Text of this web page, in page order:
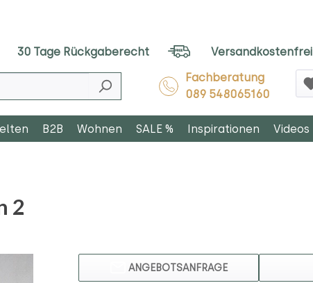
30 Tage Rückgaberecht
Versandkostenfrei
Fachberatung
089 548065160
B2B Wohnen SALE % Inspirationen Videos
2
ANGEBOTSANFRAGE